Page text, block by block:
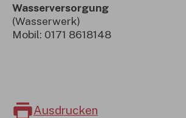
Wasserversorgung
(Wasserwerk)
Mobil: 0171 8618148
Ausdrucken